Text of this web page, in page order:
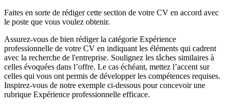
Faites en sorte de rédiger cette section de votre CV en accord avec
le poste que vous voulez obtenir.
Assurez-vous de bien rédiger la catégorie Expérience
professionnelle de votre CV en indiquant les éléments qui cadrent
avec la recherche de l'entreprise. Soulignez les tâches similaires à
celles évoquées dans l’offre. Le cas échéant, mettez l’accent sur
celles qui vous ont permis de développer les compétences requises.
Inspirez-vous de notre exemple ci-dessous pour concevoir une
rubrique Expérience professionnelle efficace.